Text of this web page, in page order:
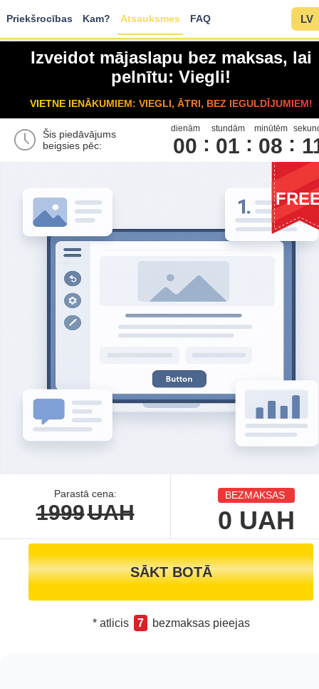
Priekšrocības Kam? Atsauksmes FAQ LV
Izveidot mājaslapu bez maksas, lai
pelnītu: Viegli!
VIETNE IENĀKUMIEM: VIEGLI, ĀTRI, BEZ IEGULDĪJUMIEM!
Šis piedāvājums
beigsies pēc:
dienām
00
stundām
01
minūtēm
08 1
Parastā cena:
1999UAH
BEZMAKSAS
0 UAH
SĀKT BOTĀ
* atlicis 7 bezmaksas pieejas